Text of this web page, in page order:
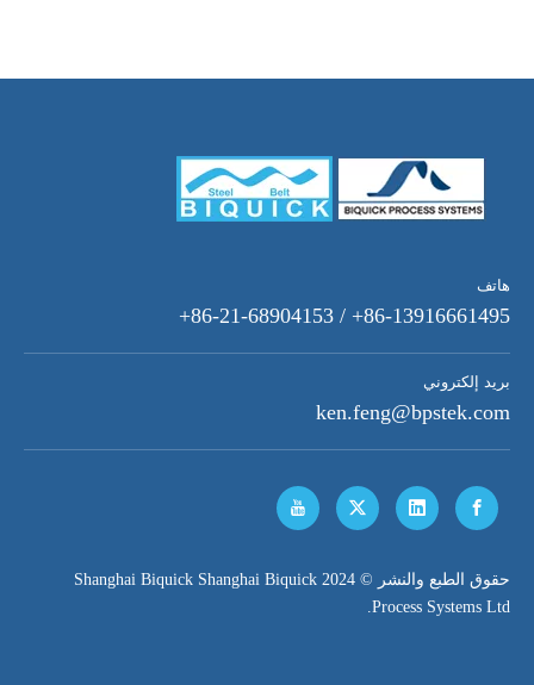
هاتف
86-13916661495+ / 86-21-68904153+
بريد إلكتروني
ken.feng@bpstek.com
​حقوق الطبع والنشر © 2024 Shanghai Biquick Shanghai Biquick
Process Systems Ltd.